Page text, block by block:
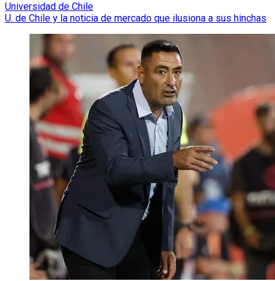
Universidad de Chile
U. de Chile y la noticia de mercado que ilusiona a sus hinchas